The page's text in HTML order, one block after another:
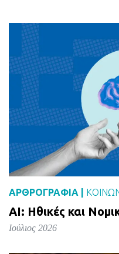
ΑΡΘΡΟΓΡΑΦΙΑ |
AI: Ηθικές και
Ιούλιος 2026